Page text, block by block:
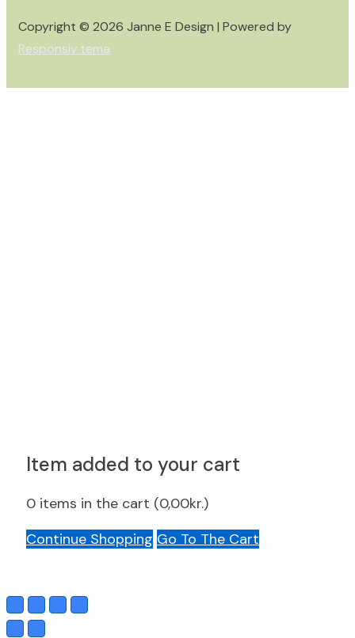
Copyright © 2026 Janne E Design | Powered by
Responsiv tema
Item added to your cart
0 items in the cart (0,00kr.)
Continue Shopping Go To The Cart